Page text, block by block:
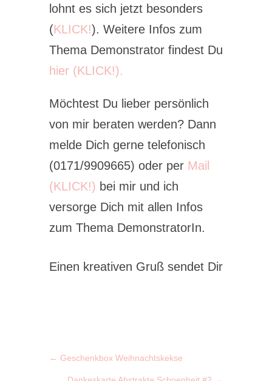
lohnt es sich jetzt besonders
(KLICK!). Weitere Infos zum
Thema Demonstrator findest Du
hier (KLICK!).
Möchtest Du lieber persönlich
von mir beraten werden? Dann
melde Dich gerne telefonisch
(0171/9909665) oder per Mail
(KLICK!) bei mir und ich
versorge Dich mit allen Infos
zum Thema DemonstratorIn.
Einen kreativen Gruß sendet Dir
← Geschenkbox Weihnachtskekse